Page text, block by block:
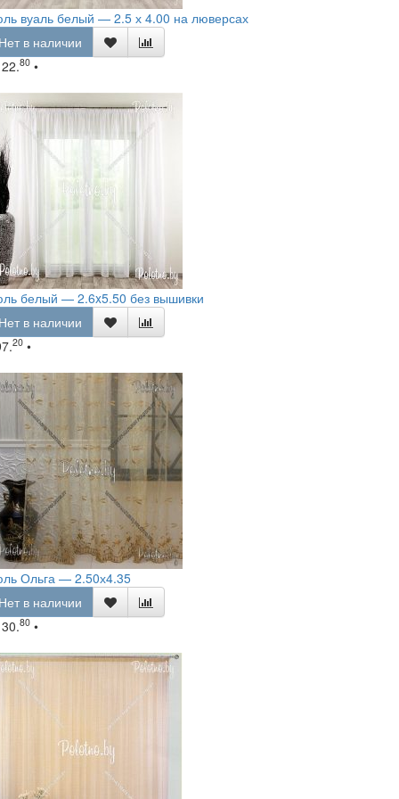
вуаль белый — 2.5 х 4.00 на люверсах
в наличии
80 •
белый — 2.6x5.50 без вышивки
в наличии
20 •
Ольга — 2.50х4.35
в наличии
80 •